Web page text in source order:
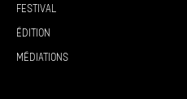
Festival
Édition
Médiations